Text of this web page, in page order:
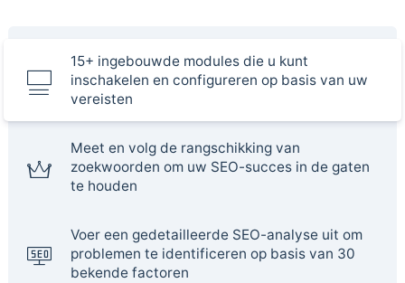
15+ ingebouwde modules die u kunt
inschakelen en configureren op basis van uw
vereisten
Meet en volg de rangschikking van
zoekwoorden om uw SEO-succes in de gaten
te houden
Voer een gedetailleerde SEO-analyse uit om
problemen te identificeren op basis van 30
bekende factoren